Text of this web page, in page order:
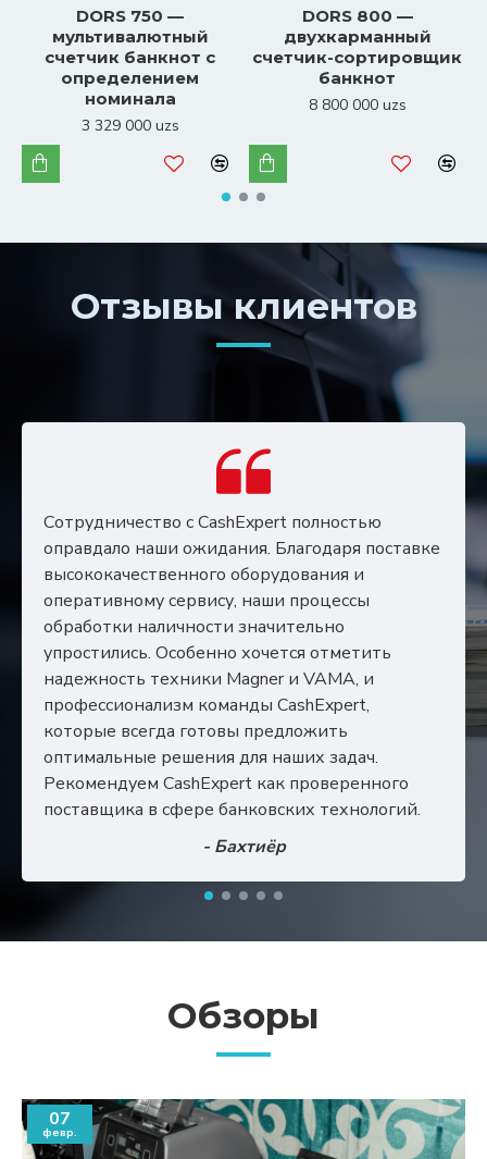
DORS 750 —
мультивалютный
счетчик банкнот с
определением
номинала
3 329 000 uzs
DORS 800 —
двухкарманный
счетчик-сортировщик
банкнот
8 800 000 uzs
Отзывы клиентов
Сотрудничество с CashExpert полностью
оправдало наши ожидания. Благодаря поставке
высококачественного оборудования и
оперативному сервису, наши процессы
обработки наличности значительно
упростились. Особенно хочется отметить
надежность техники Magner и VAMA, и
профессионализм команды CashExpert,
которые всегда готовы предложить
оптимальные решения для наших задач.
Рекомендуем CashExpert как проверенного
поставщика в сфере банковских технологий.
- Бахтиёр
Обзоры
07
февр.